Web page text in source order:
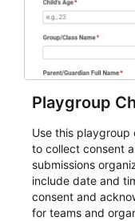
Playgroup
Use this
to collect consent
submissions
include date and
consent and
for teams and